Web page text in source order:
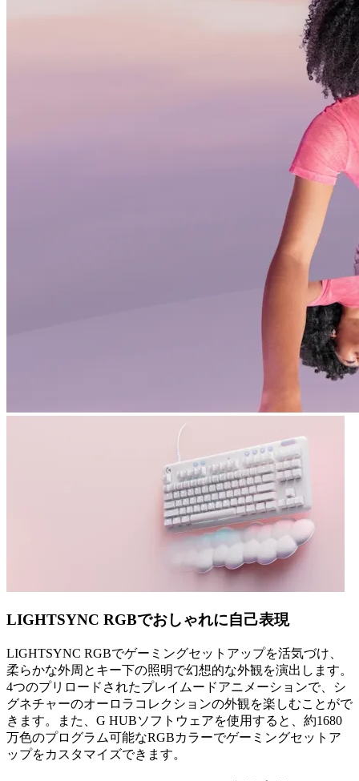
LIGHTSYNC RGBでおしゃれに自己表現
LIGHTSYNC RGBでゲーミングセットアップを活気づけ、
柔らかな外周とキー下の照明で幻想的な外観を演出します。
4つのプリロードされたプレイムードアニメーションで、シ
グネチャーのオーロラコレクションの外観を楽しむことがで
きます。また、G HUBソフトウェアを使用すると、約1680
万色のプログラム可能なRGBカラーでゲーミングセットア
ップをカスタマイズできます。